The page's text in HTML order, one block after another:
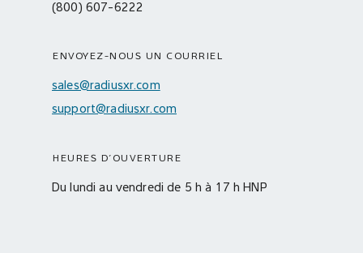
(800) 607-6222
ENVOYEZ-NOUS UN COURRIEL
sales@radiusxr.com
support@radiusxr.com
HEURES D’OUVERTURE
Du lundi au vendredi de 5 h à 17 h HNP